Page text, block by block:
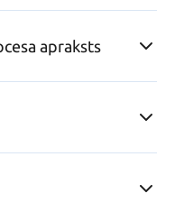
apraksts